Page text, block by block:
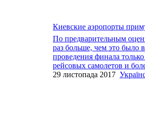
Киевские аэропорты
По предварительным
раз больше, чем это было
проведения финала
рейсовых самолетов и
29 листопада 2017